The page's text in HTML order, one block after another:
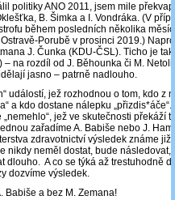
politiky ANO 2011, jsem mile
B. Šimka a I. Vondráka. (V
během posledních několika
Porubě v prosinci 2019.)
J. Čunka (KDU-ČSL). Ticho je
na rozdíl od J. Běhounka či M.
jasno – patrně nadlouho.
událostí, jež rozhodnou o tom, kdo z
a kdo dostane nálepku „přizdis*áče“.
jež ve skutečnosti překáží
zařadíme A. Babiše nebo J.
zdravotnictví výsledek známe již
nikdy neměl dostat, bude následovat,
dlouho. A co se týká až trestuhodně
dozvíme výsledek.
Babiše a bez M. Zemana!